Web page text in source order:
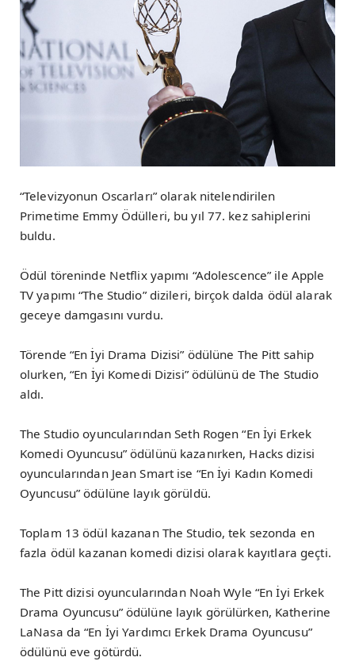
“Televizyonun Oscarları” olarak nitelendirilen
Primetime Emmy Ödülleri, bu yıl 77. kez sahiplerini
buldu.
Ödül töreninde Netflix yapımı “Adolescence” ile Apple
TV yapımı “The Studio” dizileri, birçok dalda ödül alarak
geceye damgasını vurdu.
Törende “En İyi Drama Dizisi” ödülüne The Pitt sahip
olurken, “En İyi Komedi Dizisi” ödülünü de The Studio
aldı.
The Studio oyuncularından Seth Rogen “En İyi Erkek
Komedi Oyuncusu” ödülünü kazanırken, Hacks dizisi
oyuncularından Jean Smart ise “En İyi Kadın Komedi
Oyuncusu” ödülüne layık görüldü.
Toplam 13 ödül kazanan The Studio, tek sezonda en
fazla ödül kazanan komedi dizisi olarak kayıtlara geçti.
The Pitt dizisi oyuncularından Noah Wyle “En İyi Erkek
Drama Oyuncusu” ödülüne layık görülürken, Katherine
LaNasa da “En İyi Yardımcı Erkek Drama Oyuncusu”
ödülünü eve götürdü.